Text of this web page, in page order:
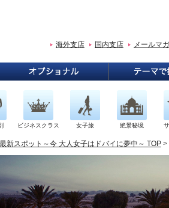
海外支店 国内支店 メールマ
ビジネスクラス 女子旅 絶景秘境
新スポット～今 大人女子はドバイに夢中～ TOP >